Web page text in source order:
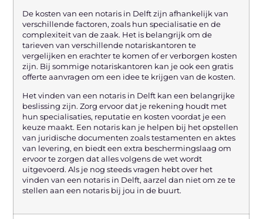
De kosten van een notaris in Delft zijn afhankelijk van
verschillende factoren, zoals hun specialisatie en de
complexiteit van de zaak. Het is belangrijk om de
tarieven van verschillende notariskantoren te
vergelijken en erachter te komen of er verborgen kosten
zijn. Bij sommige notariskantoren kan je ook een gratis
offerte aanvragen om een idee te krijgen van de kosten.
Het vinden van een notaris in Delft kan een belangrijke
beslissing zijn. Zorg ervoor dat je rekening houdt met
hun specialisaties, reputatie en kosten voordat je een
keuze maakt. Een notaris kan je helpen bij het opstellen
van juridische documenten zoals testamenten en aktes
van levering, en biedt een extra beschermingslaag om
ervoor te zorgen dat alles volgens de wet wordt
uitgevoerd. Als je nog steeds vragen hebt over het
vinden van een notaris in Delft, aarzel dan niet om ze te
stellen aan een notaris bij jou in de buurt.